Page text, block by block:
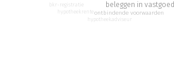
beleggen in vastgoed
ontbindende voorwaarden
hypotheekadviseur
hypotheekrente
bkr-registratie